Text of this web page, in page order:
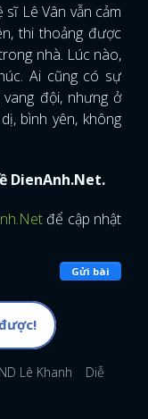
Lê Vân vẫn cảm
thi thoảng được
nhà. Lúc nào,
Ai cũng có sự
đội, nhưng ở
bình yên, không
DienAnh.Net.
để cập nhật
Gửi bài
Lê Khanh Diễn viên